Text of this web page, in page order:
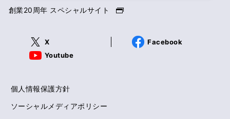
創業20周年 スペシャルサイト
X
Facebook
Youtube
個人情報保護方針
ソーシャルメディアポリシー